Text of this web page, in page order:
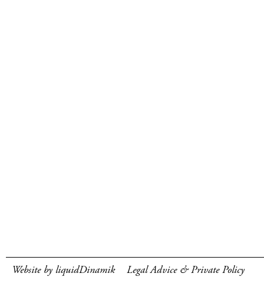
Website by liquidDinamik Legal Advice & Private Policy